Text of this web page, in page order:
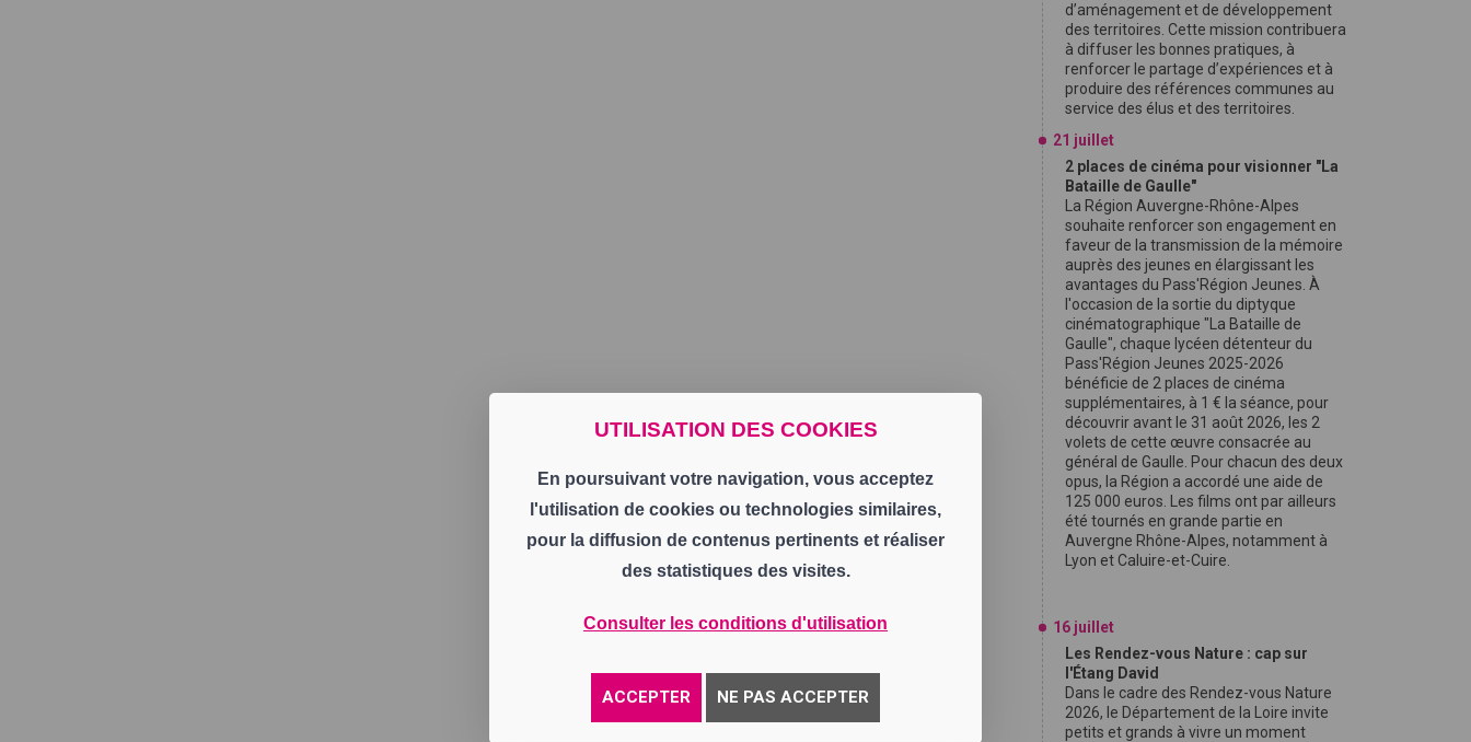
UTILISATION DES COOKIES
En poursuivant votre navigation, vous acceptez
l'utilisation de cookies ou technologies similaires,
pour la diffusion de contenus pertinents et réaliser
des statistiques des visites.
Consulter les conditions d'utilisation
ACCEPTER NE PAS ACCEPTER
d’aménagement et de développement
des territoires. Cette mission contribuera
à diffuser les bonnes pratiques, à
renforcer le partage d’expériences et à
produire des références communes au
service des élus et des territoires.
21 juillet
2 places de cinéma pour visionner "La
Bataille de Gaulle"
La Région Auvergne-Rhône-Alpes
souhaite renforcer son engagement en
faveur de la transmission de la mémoire
auprès des jeunes en élargissant les
avantages du Pass'Région Jeunes. À
l'occasion de la sortie du diptyque
cinématographique "La Bataille de
Gaulle", chaque lycéen détenteur du
Pass'Région Jeunes 2025-2026
bénéficie de 2 places de cinéma
supplémentaires, à 1 € la séance, pour
découvrir avant le 31 août 2026, les 2
volets de cette œuvre consacrée au
général de Gaulle. Pour chacun des deux
opus, la Région a accordé une aide de
125 000 euros. Les films ont par ailleurs
été tournés en grande partie en
Auvergne Rhône-Alpes, notamment à
Lyon et Caluire-et-Cuire.
16 juillet
Les Rendez-vous Nature : cap sur
l'Étang David
Dans le cadre des Rendez-vous Nature
2026, le Département de la Loire invite
petits et grands à vivre un moment